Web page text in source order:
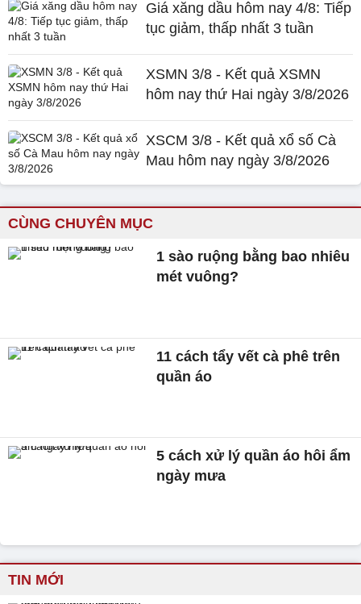
Giá xăng dầu hôm nay 4/8: Tiếp
tục giảm, thấp nhất 3 tuần
XSMN 3/8 - Kết quả XSMN
hôm nay thứ Hai ngày 3/8/2026
XSCM 3/8 - Kết quả xổ số Cà
Mau hôm nay ngày 3/8/2026
CÙNG CHUYÊN MỤC
1 sào ruộng bằng bao nhiêu
mét vuông?
11 cách tẩy vết cà phê trên
quần áo
5 cách xử lý quần áo hôi ẩm
ngày mưa
TIN MỚI